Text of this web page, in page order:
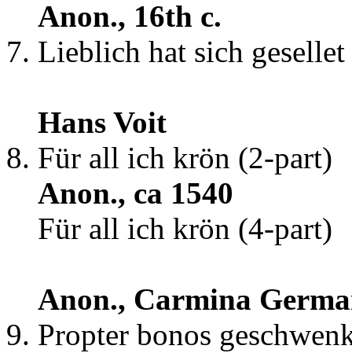
Anon., 16th c.
Lieblich hat sich gesellet
Hans Voit
Für all ich krön (2-part)
Anon., ca 1540
Für all ich krön (4-part)
Anon., Carmina
Propter bonos